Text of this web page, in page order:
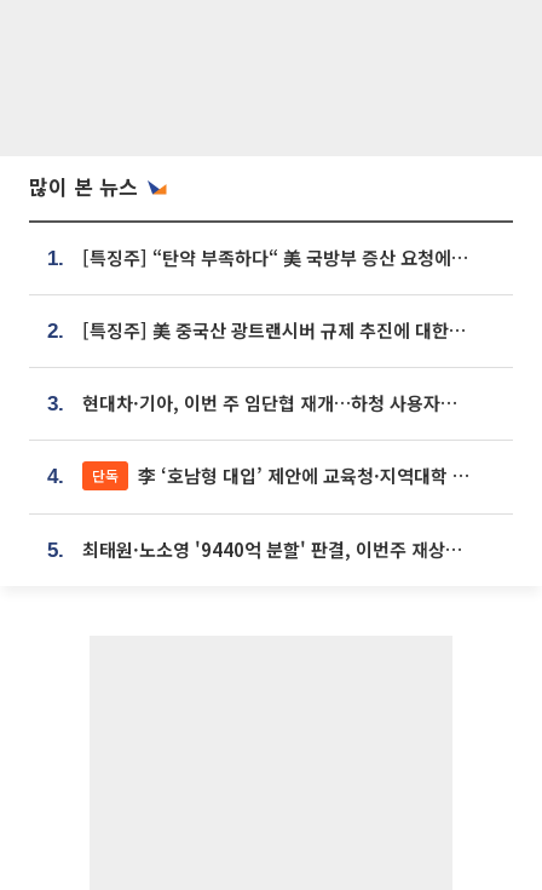
많이 본 뉴스
1. [특징주] “탄약 부족하다“ 美 국방부 증산 요청에⋯국내 방산주 급등세
2. [특징주] 美 중국산 광트랜시버 규제 추진에 대한광통신 등 광통신株 강세
3. 현대차·기아, 이번 주 임단협 재개…하청 사용자성 재심도 ‘변수’
4. 단독 李 ‘호남형 대입’ 제안에 교육청·지역대학 서·논술형 입시 연계 '착수'
5. 최태원·노소영 '9440억 분할' 판결, 이번주 재상고 여부 주목